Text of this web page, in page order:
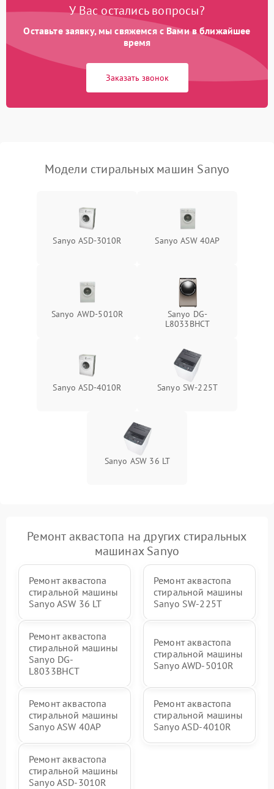
У Вас остались вопросы?
Оставьте заявку, мы свяжемся с Вами в ближайшее
время
Заказать звонок
Модели стиральных машин Sanyo
Sanyo ASD-3010R Sanyo ASW 40AP
Sanyo AWD-5010R
Sanyo DG-
L8033BHCT
Sanyo ASD-4010R Sanyo SW-225T
Sanyo ASW 36 LT
Ремонт аквастопа на других стиральных
машинах Sanyo
Ремонт аквастопа
стиральной машины
Sanyo ASW 36 LT
Ремонт аквастопа
стиральной машины
Sanyo SW-225T
Ремонт аквастопа
стиральной машины
Sanyo DG-
L8033BHCT
Ремонт аквастопа
стиральной машины
Sanyo AWD-5010R
Ремонт аквастопа
стиральной машины
Sanyo ASW 40AP
Ремонт аквастопа
стиральной машины
Sanyo ASD-4010R
Ремонт аквастопа
стиральной машины
Sanyo ASD-3010R